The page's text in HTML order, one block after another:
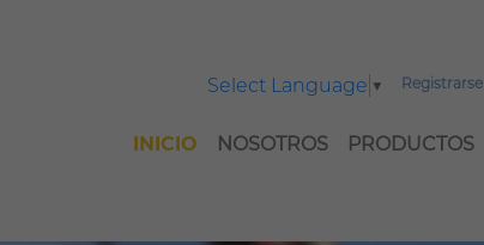
Registrarse
Select Language ▼
INICIO NOSOTROS PRODUCTOS